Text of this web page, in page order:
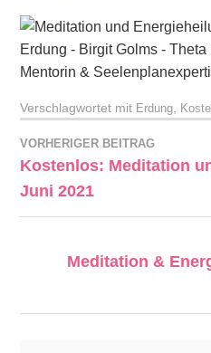
Verschlagwortet mit Erdung
VORHERIGER BEITRAG
Kostenlos: Meditation
Juni 2021
Meditation &